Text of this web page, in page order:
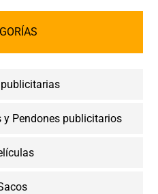
y Pendones publicitarios